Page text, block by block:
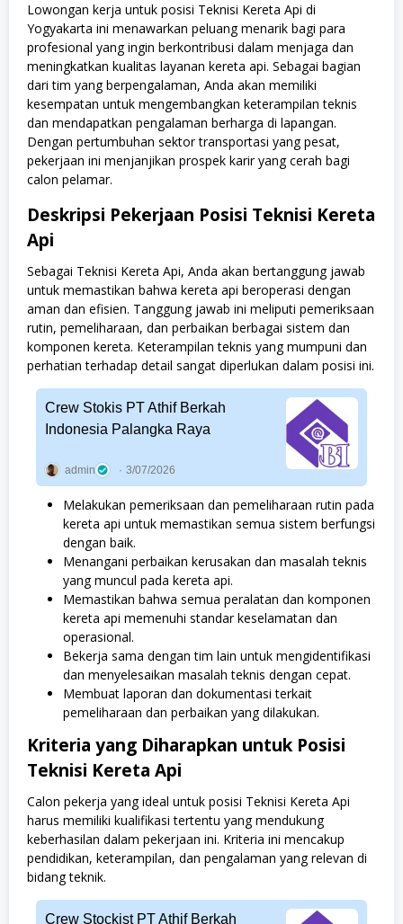
Lowongan kerja untuk posisi Teknisi Kereta Api di
Yogyakarta ini menawarkan peluang menarik bagi para
profesional yang ingin berkontribusi dalam menjaga dan
meningkatkan kualitas layanan kereta api. Sebagai bagian
dari tim yang berpengalaman, Anda akan memiliki
kesempatan untuk mengembangkan keterampilan teknis
dan mendapatkan pengalaman berharga di lapangan.
Dengan pertumbuhan sektor transportasi yang pesat,
pekerjaan ini menjanjikan prospek karir yang cerah bagi
calon pelamar.
Deskripsi Pekerjaan Posisi Teknisi Kereta
Api
Sebagai Teknisi Kereta Api, Anda akan bertanggung jawab
untuk memastikan bahwa kereta api beroperasi dengan
aman dan efisien. Tanggung jawab ini meliputi pemeriksaan
rutin, pemeliharaan, dan perbaikan berbagai sistem dan
komponen kereta. Keterampilan teknis yang mumpuni dan
perhatian terhadap detail sangat diperlukan dalam posisi ini.
Crew Stokis PT Athif Berkah
Indonesia Palangka Raya
admin 3/07/2026
Melakukan pemeriksaan dan pemeliharaan rutin pada
kereta api untuk memastikan semua sistem berfungsi
dengan baik.
Menangani perbaikan kerusakan dan masalah teknis
yang muncul pada kereta api.
Memastikan bahwa semua peralatan dan komponen
kereta api memenuhi standar keselamatan dan
operasional.
Bekerja sama dengan tim lain untuk mengidentifikasi
dan menyelesaikan masalah teknis dengan cepat.
Membuat laporan dan dokumentasi terkait
pemeliharaan dan perbaikan yang dilakukan.
Kriteria yang Diharapkan untuk Posisi
Teknisi Kereta Api
Calon pekerja yang ideal untuk posisi Teknisi Kereta Api
harus memiliki kualifikasi tertentu yang mendukung
keberhasilan dalam pekerjaan ini. Kriteria ini mencakup
pendidikan, keterampilan, dan pengalaman yang relevan di
bidang teknik.
Crew Stockist PT Athif Berkah